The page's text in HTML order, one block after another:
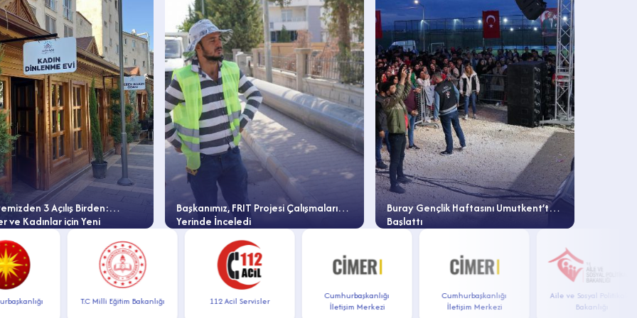
3 Açılış Birden:
ve Kadınlar için Yeni
Başkanımız, FRIT Projesi Çalışmalarını
Yerinde İnceledi
Buray Gençlik Haftasını Umutkent’te
Başlattı
T.C Milli Eğitim Bakanlığı 112 Acil Servisler
Cumhurbaşkanlığı
İletişim Merkezi
Cumhurbaşkanlığı
İletişim Merkezi
Aile ve Sosyal Politikalar
Bakanlığı